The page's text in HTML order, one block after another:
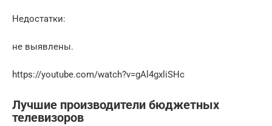
Недостатки:
не выявлены.
https://youtube.com/watch?v=gAl4gxliSHc
Лучшие производители бюджетных
телевизоров